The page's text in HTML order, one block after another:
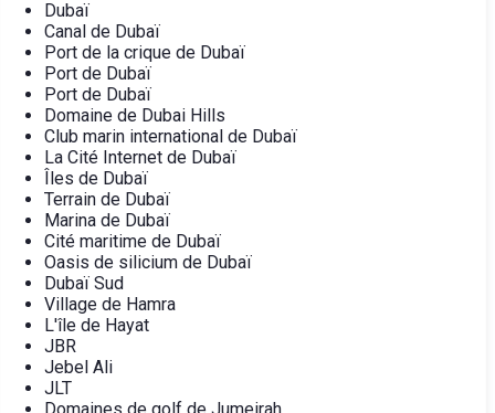
Dubaï
Canal de Dubaï
Port de la crique de Dubaï
Port de Dubaï
Port de Dubaï
Domaine de Dubai Hills
Club marin international de Dubaï
La Cité Internet de Dubaï
Îles de Dubaï
Terrain de Dubaï
Marina de Dubaï
Cité maritime de Dubaï
Oasis de silicium de Dubaï
Dubaï Sud
Village de Hamra
L'île de Hayat
JBR
Jebel Ali
JLT